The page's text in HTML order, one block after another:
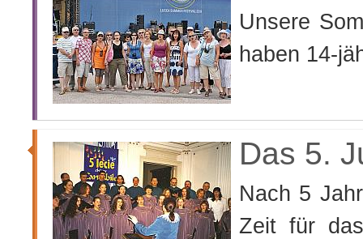
Unsere Sommerreisen durch den alten Kontinent
haben 14-
Das 5.
Nach 5 Jahren der künstlerischen Arbeit kam die
Zeit für